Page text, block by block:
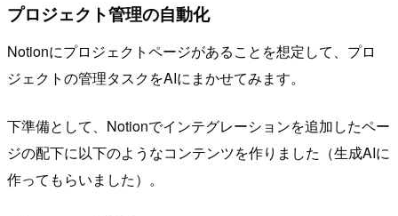
プロジェクト管理の自動化
Notionにプロジェクトページがあることを想定して、プロ
ジェクトの管理タスクをAIにまかせてみます。
下準備として、Notionでインテグレーションを追加したペー
ジの配下に以下のようなコンテンツを作りました（生成AIに
作ってもらいました）。